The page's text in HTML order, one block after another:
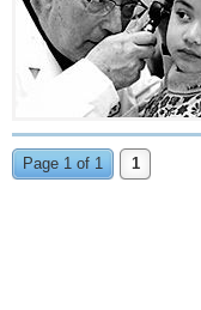
Page 1 of 1 1